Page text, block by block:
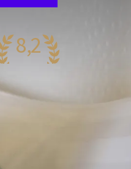
8,2